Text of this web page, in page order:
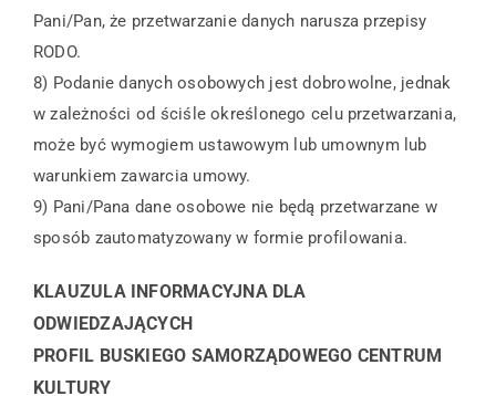
Pani/Pan, że przetwarzanie danych narusza przepisy
RODO.
8) Podanie danych osobowych jest dobrowolne, jednak
w zależności od ściśle określonego celu przetwarzania,
może być wymogiem ustawowym lub umownym lub
warunkiem zawarcia umowy.
9) Pani/Pana dane osobowe nie będą przetwarzane w
sposób zautomatyzowany w formie profilowania.
KLAUZULA INFORMACYJNA DLA
ODWIEDZAJĄCYCH
PROFIL BUSKIEGO SAMORZĄDOWEGO CENTRUM
KULTURY